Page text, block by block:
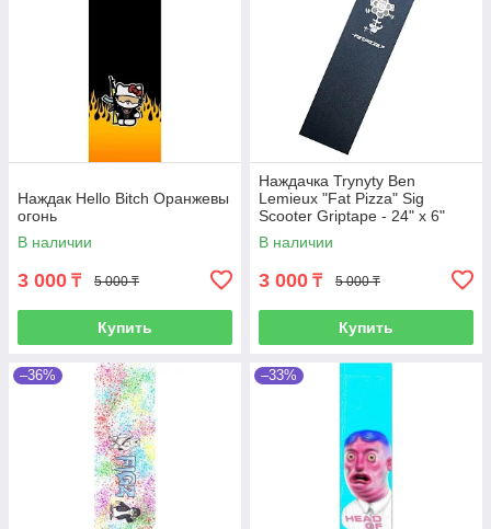
Наждак Hello Bitch Оранжевы
огонь
В наличии
3 000 ₸ 5 000 ₸
Купить
Наждачка Trynyty Ben
Lemieux "Fat Pizza" Sig
Scooter Griptape - 24" x 6"
В наличии
3 000 ₸ 5 000 ₸
Купить
–36% –33%